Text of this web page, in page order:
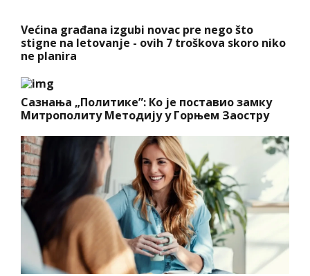
Većina građana izgubi novac pre nego što
stigne na letovanje - ovih 7 troškova skoro niko
ne planira
Сазнања „Политике”: Ко је поставио замку
Митрополиту Методију у Горњем Заостру